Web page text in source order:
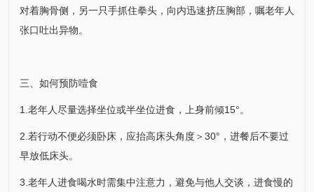
对着胸骨侧，另一只手抓住拳头，向内迅速挤压胸部，嘱老年人
张口吐出异物。
三、如何预防噎食
1.老年人尽量选择坐位或半坐位进食，上身前倾15°。
2.若行动不便必须卧床，应抬高床头角度＞30°，进餐后不要过
早放低床头。
3.老年人进食喝水时需集中注意力，避免与他人交谈，进食慢的